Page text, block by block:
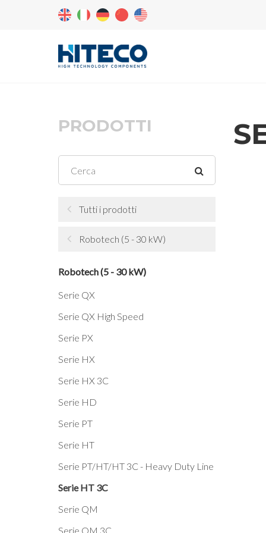
PRODOTTI
Tutti i prodotti
Robotech (5 - 30 kW)
Robotech (5 - 30 kW)
Serie QX
Serie QX High Speed
Serie PX
Serie HX
Serie HX 3C
Serie HD
Serie PT
Serie HT
Serie PT/HT/HT 3C - Heavy Duty Line
Serie HT 3C
Serie QM
Serie QM 3C